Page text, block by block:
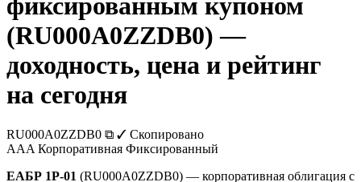
фиксированным купоном
(RU000A0ZZDB0) —
доходность, цена и рейтинг
на сегодня
RU000A0ZZDB0 ⧉ ✓ Скопировано
AAA Корпоративная Фиксированный
ЕАБР 1Р-01 (RU000A0ZZDB0) — корпоративная облигация с